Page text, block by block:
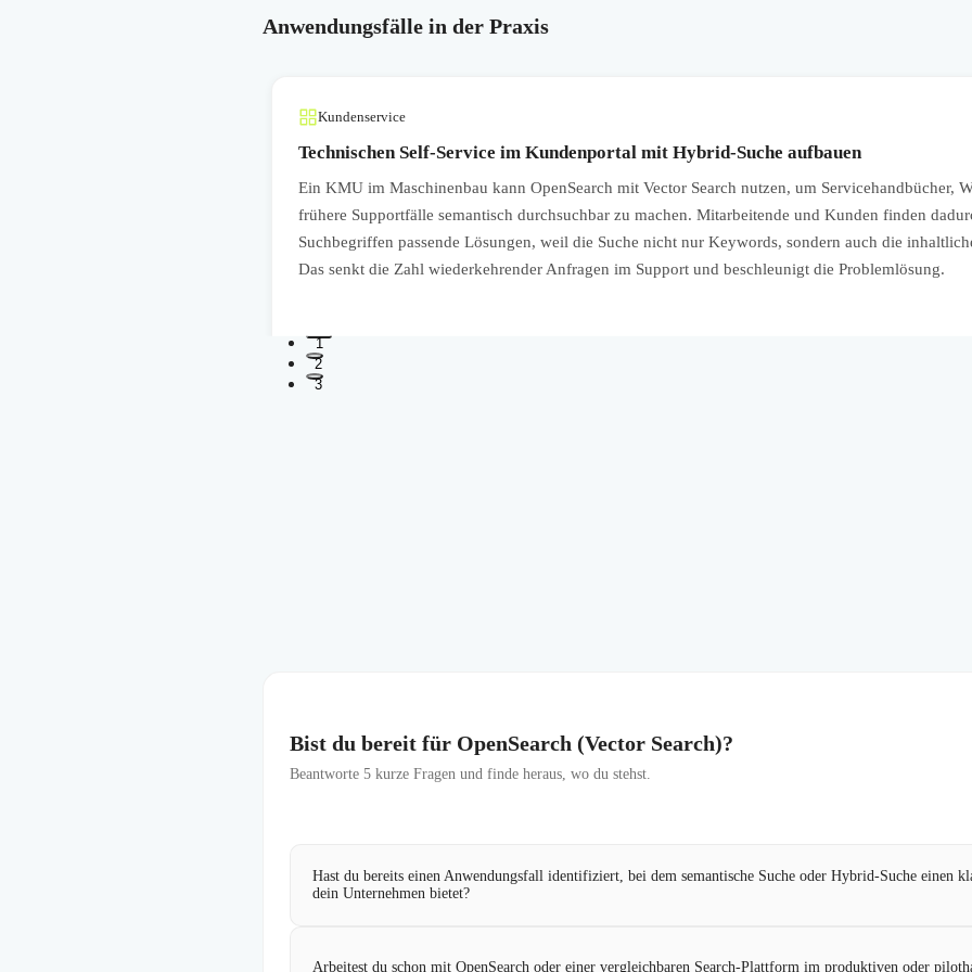
Anwendungsfälle in der Praxis
Kundenservice
Technischen Self-Service im Kundenportal mit Hybrid-Suche aufbauen
Ein KMU im Maschinenbau kann OpenSearch mit Vector Search nutzen, um Servicehandbücher,
frühere Supportfälle semantisch durchsuchbar zu machen. Mitarbeitende und Kunden finden
Suchbegriffen passende Lösungen, weil die Suche nicht nur Keywords, sondern auch die
Das senkt die Zahl wiederkehrender Anfragen im Support und beschleunigt die Problemlösung.
1
2
3
Bist du bereit für OpenSearch (Vector Search)?
Beantworte 5 kurze Fragen und finde heraus, wo du stehst.
Hast du bereits einen Anwendungsfall identifiziert, bei dem semantische Suche oder Hybrid-Suche einen
dein Unternehmen bietet?
Arbeitest du schon mit OpenSearch oder einer vergleichbaren Search-Plattform im produktiven oder